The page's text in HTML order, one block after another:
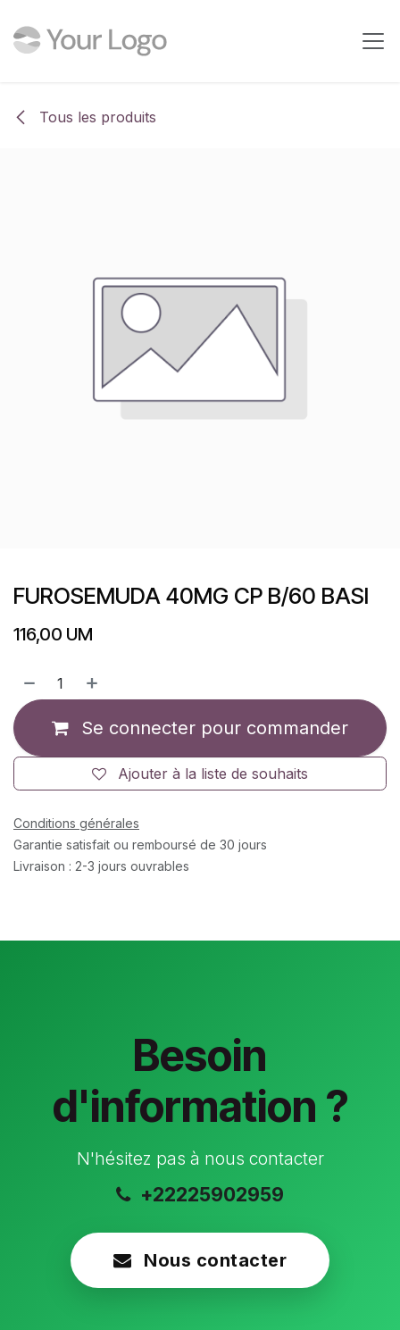
Tous les produits
FUROSEMUDA 40MG CP B/60 BASI
116,00 UM
Se connecter pour commander
Ajouter à la liste de souhaits
Conditions générales
Garantie satisfait ou remboursé de 30 jours
Livraison : 2-3 jours ouvrables
Besoin
d'information ?
N'hésitez pas à nous contacter
+22225902959
Nous contacter